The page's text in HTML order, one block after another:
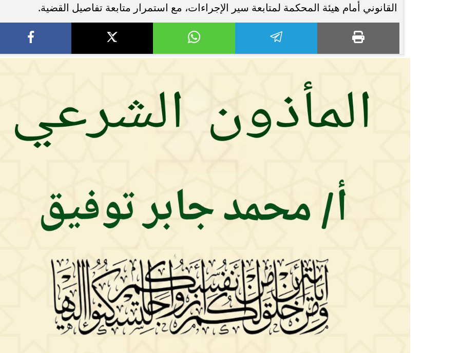
القانوني أمام هيئة المحكمة لمتابعة سير الإجراءات، مع استمرار متابعة تفاصيل القضية.